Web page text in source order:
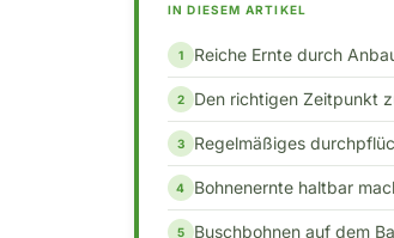
IN DIESEM ARTIKEL
Reiche Ernte durch
Den richtigen Zeitpunkt
Regelmäßiges
Bohnenernte haltbar
Buschbohnen auf dem